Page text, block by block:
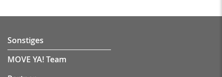
Sonstiges
MOVE YA! Team